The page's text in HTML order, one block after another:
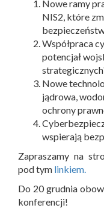
Nowe ramy
NIS2, które
Współpraca
potencjał
Nowe
jądrowa,
ochrony
wspierają
Zapraszamy na
pod tym linkiem.
Do 20 grudnia
konferencji!